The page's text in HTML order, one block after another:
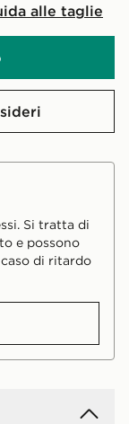
alle taglie
Si tratta di
e possono
di ritardo